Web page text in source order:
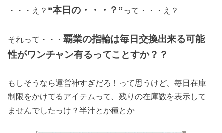
・・・え？ “本日の・・・？” って・・・え？
それって・・・覇業の指輪は毎日交換出来る可能
性がワンチャン有るってことすか？？
もしそうなら運営神すぎだろ！って思うけど、毎日在庫
制限をかけてるアイテムって、残りの在庫数を表示して
ませんでしたっけ？半汁とか種とか